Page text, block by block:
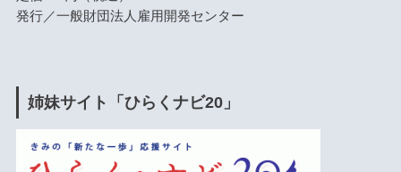
発行／一般財団法人雇用開発センター
姉妹サイト「ひらくナビ20」